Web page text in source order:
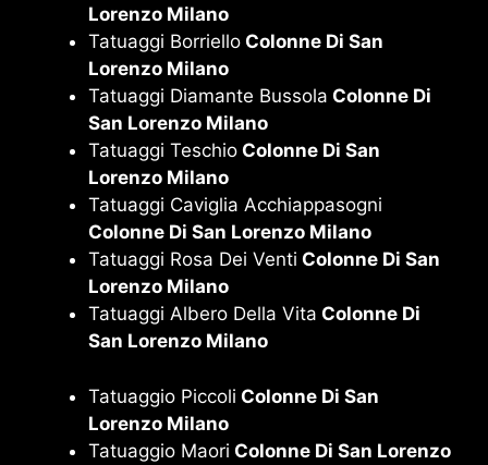
Lorenzo Milano
Tatuaggi Borriello Colonne Di San
Lorenzo Milano
Tatuaggi Diamante Bussola Colonne Di
San Lorenzo Milano
Tatuaggi Teschio Colonne Di San
Lorenzo Milano
Tatuaggi Caviglia Acchiappasogni
Colonne Di San Lorenzo Milano
Tatuaggi Rosa Dei Venti Colonne Di San
Lorenzo Milano
Tatuaggi Albero Della Vita Colonne Di
San Lorenzo Milano
Tatuaggio Piccoli Colonne Di San
Lorenzo Milano
Tatuaggio Maori Colonne Di San Lorenzo